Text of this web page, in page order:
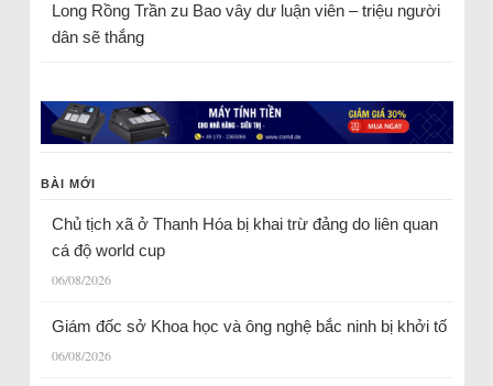
Long Rồng Trầnzu Bao vây dư luận viên – triệu người
dân sẽ thắng
BÀI MỚI
Chủ tịch xã ở Thanh Hóa bị khai trừ đảng do liên quan
cá độ world cup
06/08/2026
Giám đốc sở Khoa học và ông nghệ bắc ninh bị khởi tố
06/08/2026